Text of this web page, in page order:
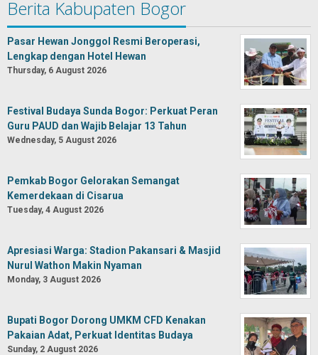
Berita Kabupaten Bogor
Pasar Hewan Jonggol Resmi Beroperasi,
Lengkap dengan Hotel Hewan
Thursday, 6 August 2026
Festival Budaya Sunda Bogor: Perkuat Peran
Guru PAUD dan Wajib Belajar 13 Tahun
Wednesday, 5 August 2026
Pemkab Bogor Gelorakan Semangat
Kemerdekaan di Cisarua
Tuesday, 4 August 2026
Apresiasi Warga: Stadion Pakansari & Masjid
Nurul Wathon Makin Nyaman
Monday, 3 August 2026
Bupati Bogor Dorong UMKM CFD Kenakan
Pakaian Adat, Perkuat Identitas Budaya
Sunday, 2 August 2026